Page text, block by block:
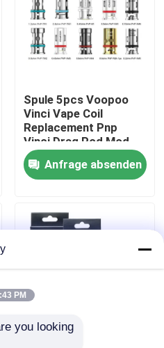
Spule 5pcs Voopoo
Vinci Vape Coil
Replacement Pnp
Vinci Drag Pod Mod
Mesh jeder Satz
Anfrage absenden
PM
you looking